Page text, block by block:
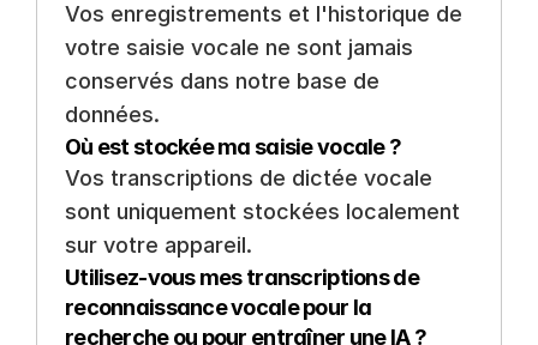
Vos enregistrements et l'historique de
votre saisie vocale ne sont jamais
conservés dans notre base de
données.
Où est stockée ma saisie vocale ?
Vos transcriptions de dictée vocale
sont uniquement stockées localement
sur votre appareil.
Utilisez-vous mes transcriptions de
reconnaissance vocale pour la
recherche ou pour entraîner une IA ?